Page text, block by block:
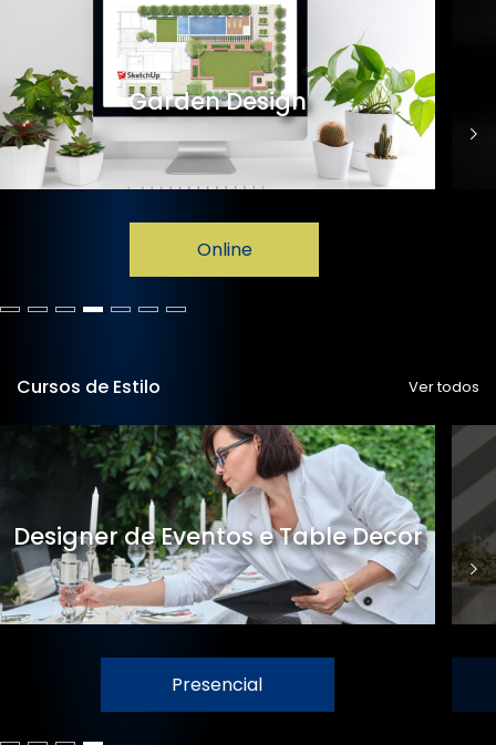
Garden Design
Online
Cursos de Estilo Ver todos
Designer de Eventos e Table Decor
Presencial